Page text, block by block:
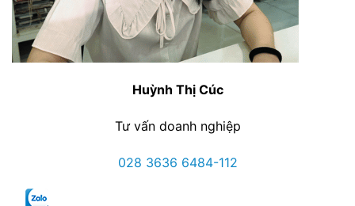
Huỳnh Thị Cúc
Tư vấn doanh nghiệp
028 3636 6484-112